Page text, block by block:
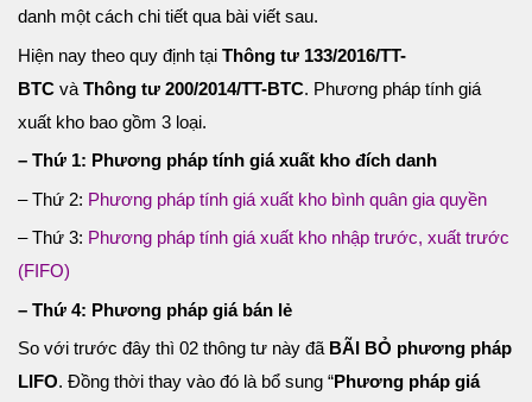
danh một cách chi tiết qua bài viết sau.
Hiện nay theo quy định tại Thông tư 133/2016/TT-
BTC và Thông tư 200/2014/TT-BTC. Phương pháp tính giá
xuất kho bao gồm 3 loại.
– Thứ 1: Phương pháp tính giá xuất kho đích danh
– Thứ 2: Phương pháp tính giá xuất kho bình quân gia quyền
– Thứ 3: Phương pháp tính giá xuất kho nhập trước, xuất trước
(FIFO)
– Thứ 4: Phương pháp giá bán lẻ
So với trước đây thì 02 thông tư này đã BÃI BỎ phương pháp
LIFO. Đồng thời thay vào đó là bổ sung “Phương pháp giá